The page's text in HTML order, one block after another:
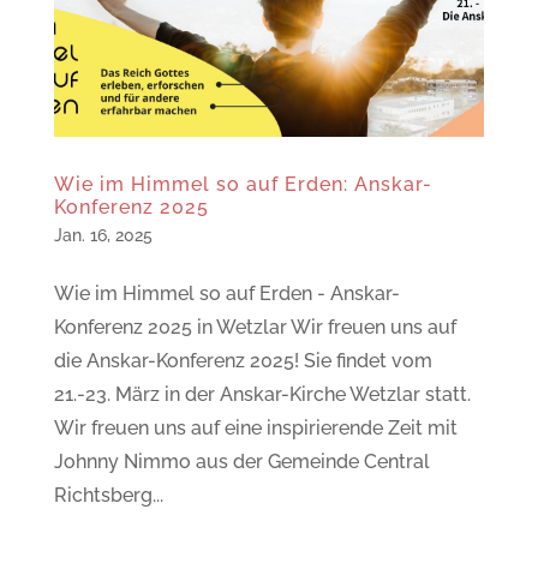
Wie im Himmel so auf Erden: Anskar-
Konferenz 2025
Jan. 16, 2025
Wie im Himmel so auf Erden - Anskar-
Konferenz 2025 in Wetzlar Wir freuen uns auf
die Anskar-Konferenz 2025! Sie findet vom
21.-23. März in der Anskar-Kirche Wetzlar statt.
Wir freuen uns auf eine inspirierende Zeit mit
Johnny Nimmo aus der Gemeinde Central
Richtsberg...